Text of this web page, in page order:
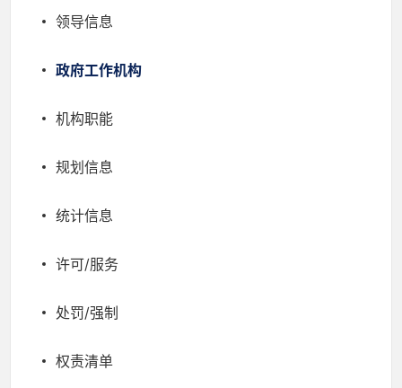
领导信息
政府工作机构
机构职能
规划信息
统计信息
许可/服务
处罚/强制
权责清单